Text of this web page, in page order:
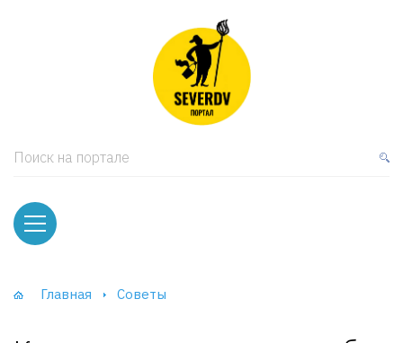
Поиск на портале
Главная Советы
и тумбы